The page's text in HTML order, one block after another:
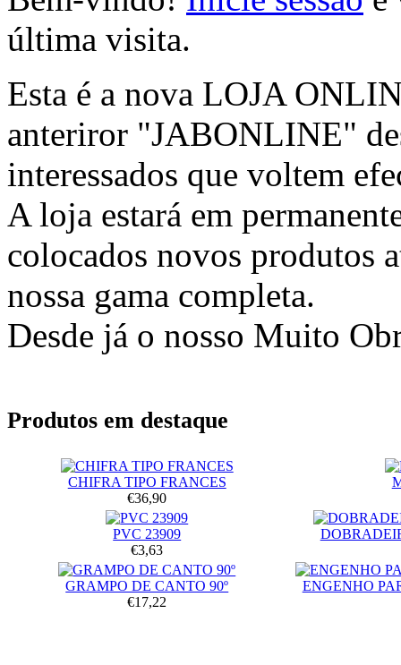
última visita.
Esta é a nova LOJA
anteriror "JABONLINE"
interessados que voltem
A loja estará em
colocados novos produtos
nossa gama completa.
Desde já o nosso Muito
Produtos em destaque
CHIFRA TIPO FRANCES
€36,90
PVC 23909
€3,63
GRAMPO DE CANTO 90º
€17,22
ENGENHO